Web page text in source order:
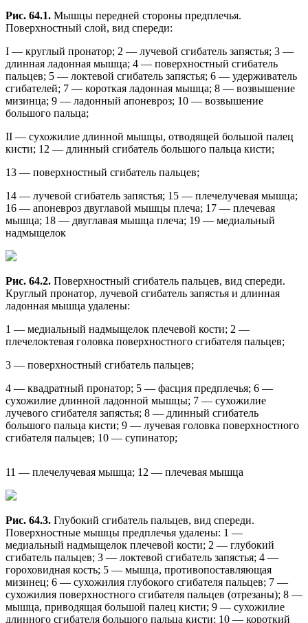
Рис. 64.1. Мышцы передней стороны предплечья.
Поверхностный слой, вид спереди:
I — круглый пронатор; 2 — лучевой сгибатель запястья; 3 —
длинная ладонная мышца; 4 — поверхностный сгибатель
пальцев; 5 — локтевой сгибатель запястья; 6 — удерживатель
сгибателей; 7 — короткая ладонная мышца; 8 — возвышение
мизинца; 9 — ладонный апоневроз; 10 — возвышение
большого пальца;
II — сухожилие длинной мышцы, отводящей большой палец
кисти; 12 — длинный сгибатель большого пальца кисти;
13 — поверхностный сгибатель пальцев;
14 — лучевой сгибатель запястья; 15 — плечелучевая мышца;
16 — апоневроз двуглавой мышцы плеча; 17 — плечевая
мышца; 18 — двуглавая мышца плеча; 19 — медиальный
надмыщелок
Рис. 64.2. Поверхностный сгибатель пальцев, вид спереди.
Круглый пронатор, лучевой сгибатель запястья и длинная
ладонная мышца удалены:
1 — медиальный надмыщелок плечевой кости; 2 —
плечелоктевая головка поверхностного сгибателя пальцев;
3 — поверхностный сгибатель пальцев;
4 — квадратный пронатор; 5 — фасция предплечья; 6 —
сухожилие длинной ладонной мышцы; 7 — сухожилие
лучевого сгибателя запястья; 8 — длинный сгибатель
большого пальца кисти; 9 — лучевая головка поверхностного
сгибателя пальцев; 10 — супинатор;
11 — плечелучевая мышца; 12 — плечевая мышца
Рис. 64.3. Глубокий сгибатель пальцев, вид спереди.
Поверхностные мышцы предплечья удалены: 1 —
медиальный надмыщелок плечевой кости; 2 — глубокий
сгибатель пальцев; 3 — локтевой сгибатель запястья; 4 —
гороховидная кость; 5 — мышца, противопоставляющая
мизинец; 6 — сухожилия глубокого сгибателя пальцев; 7 —
сухожилия поверхностного сгибателя пальцев (отрезаны); 8 —
мышца, приводящая большой палец кисти; 9 — сухожилие
длинного сгибателя большого пальца кисти; 10 — короткий